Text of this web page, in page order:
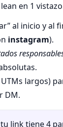
en 1
al inicio y al
instagram).
largos)
DM.
link tiene 4